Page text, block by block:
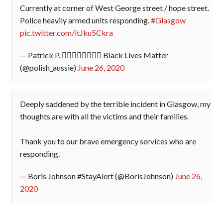
Currently at corner of West George street / hope street.
Police heavily armed units responding.#Glasgow
pic.twitter.com/itJku5Ckra
— Patrick P. 🏳️‍🌈🇦🇺🇵🇱🇪🇺 Black Lives Matter
(@polish_aussie) June 26, 2020
Deeply saddened by the terrible incident in Glasgow, my
thoughts are with all the victims and their families.
Thank you to our brave emergency services who are
responding.
— Boris Johnson #StayAlert (@BorisJohnson) June 26,
2020